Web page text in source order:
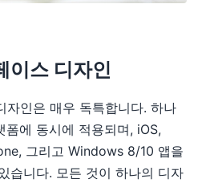
이스 디자인
인은 매우 독특합니다. 하나
에 동시에 적용되며, iOS,
그리고 Windows 8/10 앱을
습니다. 모든 것이 하나의 디자